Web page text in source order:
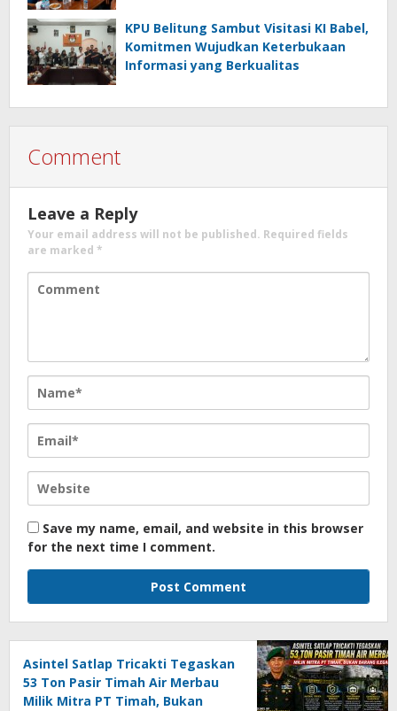
KPU Belitung Sambut Visitasi KI Babel,
Komitmen Wujudkan Keterbukaan
Informasi yang Berkualitas
Comment
Leave a Reply
Your email address will not be published. Required fields
are marked *
Save my name, email, and website in this browser
for the next time I comment.
Asintel Satlap Tricakti Tegaskan
53 Ton Pasir Timah Air Merbau
Milik Mitra PT Timah, Bukan